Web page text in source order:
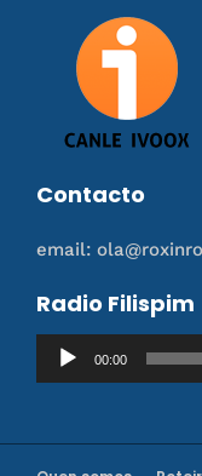
Contacto
email:
Radio Filispim
Reproductor
de
00:00